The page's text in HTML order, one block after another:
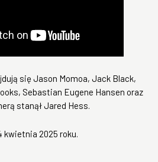
się Jason Momoa, Jack Black,
Sebastian Eugene Hansen oraz
stanął Jared Hess.
kwietnia 2025 roku.